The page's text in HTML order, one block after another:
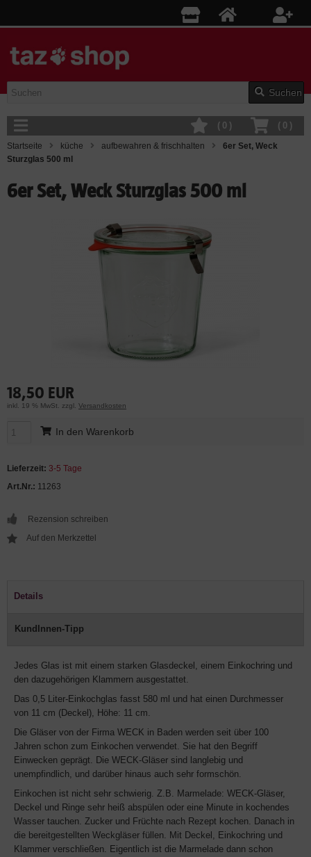
Suchen
( 0 )
( 0 )
Startseite küche aufbewahren & frischhalten
6er Set, Weck
Sturzglas 500 ml
6er Set, Weck Sturzglas 500 ml
18,50 EUR
inkl. 19 % MwSt. zzgl. Versandkosten
In den Warenkorb
Lieferzeit: 3-5 Tage
Art.Nr.: 11263
Rezension schreiben
Details
KundInnen-Tipp
Jedes Glas ist mit einem starken Glasdeckel, einem Einkochring und
den dazugehörigen Klammern ausgestattet.
Das 0,5 Liter-Einkochglas fasst 580 ml und hat einen Durchmesser
von 11 cm (Deckel), Höhe: 11 cm.
Die Gläser von der Firma WECK in Baden werden seit über 100
Jahren schon zum Einkochen verwendet. Sie hat den Begriff
Einwecken geprägt. Die WECK-Gläser sind langlebig und
unempfindlich, und darüber hinaus auch sehr formschön.
Einkochen ist nicht sehr schwierig. Z.B. Marmelade: WECK-Gläser,
Deckel und Ringe sehr heiß abspülen oder eine Minute in kochendes
Wasser tauchen. Zucker und Früchte nach Rezept kochen. Danach in
die bereitgestellten Weckgläser füllen. Mit Deckel, Einkochring und
Klammer verschließen. Eigentlich ist die Marmelade dann schon